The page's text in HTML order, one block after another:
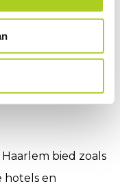
Haarlem ook
bied zoals
hotels en